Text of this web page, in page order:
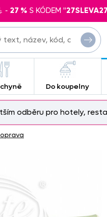
- 27 % S KÓDEM "27SLEVA27
Do koupelny
odběru pro hotely,